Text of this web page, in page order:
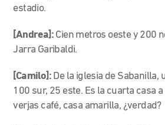
estadio.
[Andrea]: Cien metros oeste y 200
Jarra Garibaldi.
[Camilo]: De la iglesia de Sabanilla,
100 sur, 25 este. Es la cuarta casa
verjas café, casa amarilla, ¿verdad?